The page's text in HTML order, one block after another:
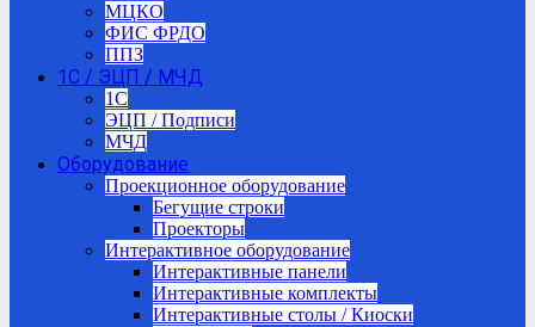
МЦКО
ФИС ФРДО
ППЗ
1С / ЭЦП / МЧД
1C
ЭЦП / Подписи
МЧД
Оборудование
Проекционное оборудование
Бегущие строки
Проекторы
Интерактивное оборудование
Интерактивные панели
Интерактивные комплекты
Интерактивные столы / Киоски